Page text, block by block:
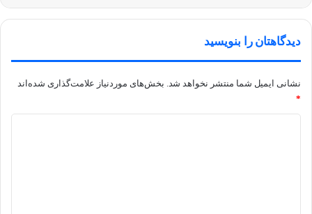
دیدگاهتان را بنویسید
نشانی ایمیل شما منتشر نخواهد شد. بخش‌های موردنیاز علامت‌گذاری شده‌اند
*